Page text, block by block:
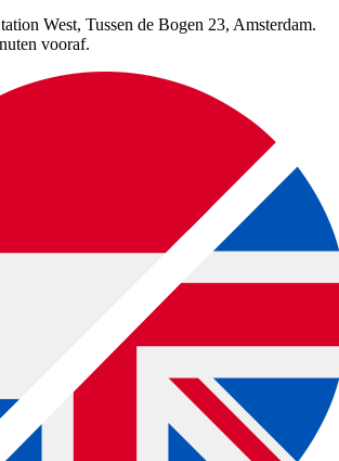
West, Tussen de Bogen 23, Amsterdam.
vooraf.